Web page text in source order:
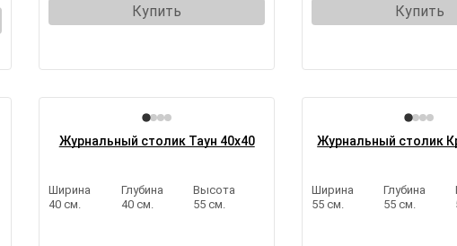
Купить Купить
Журнальный столик Таун 40х40
Ширина
40 см.
Глубина
40 см.
Высота
55 см.
Журнальный столик
Ширина
55 см.
Глубина
55 см.